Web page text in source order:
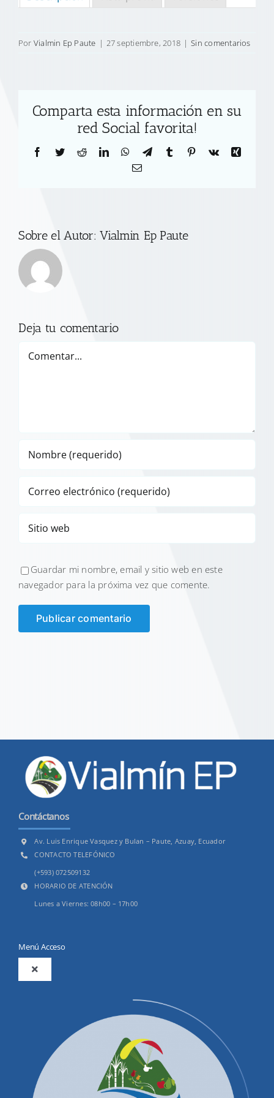
Por Vialmin Ep Paute | 27 septiembre, 2018 | Sin comentarios
Comparta esta información en su
red Social favorita!
Facebook
TwitterRedditLinkedInWhatsApp
TelegramTumblr Pinterest
Vk
Xing
Correo
Sobre el Autor:Vialmin Ep Paute
Deja tu comentario
Guardar mi nombre, email y sitio web en este
navegador para la próxima vez que comente.
Contáctanos
Av. Luis Enrique Vasquez y Bulan – Paute, Azuay, Ecuador
CONTACTO TELEFÓNICO
(+593) 072509132
HORARIO DE ATENCIÓN
Lunes a Viernes: 08h00 – 17h00
Menú Acceso
Toggle
Productos y Servicios
Convocatorias Precalificación